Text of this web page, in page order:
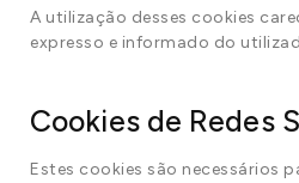
A utilização desses cookies
expresso e informado do
Cookies de Redes
Estes cookies são necessários